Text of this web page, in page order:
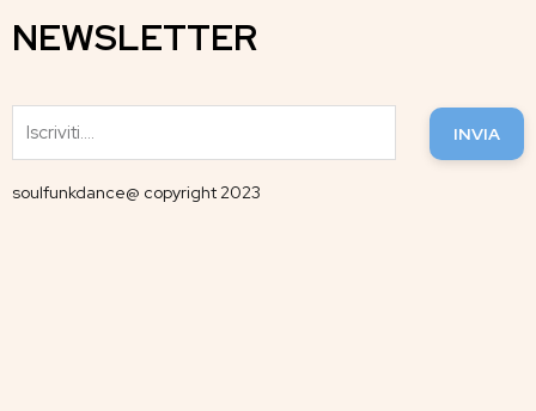
NEWSLETTER
INVIA
soulfunkdance@ copyright 2023